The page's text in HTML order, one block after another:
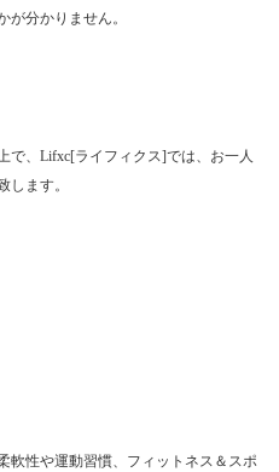
が分かりません。
で、Lifxc[ライフィクス]では、お一人
します。
軟性や運動習慣、フィットネス＆スポ